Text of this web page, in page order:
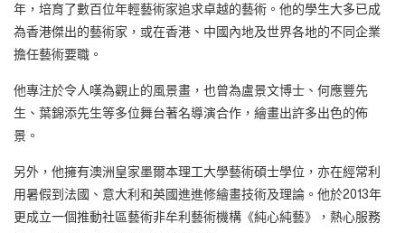
年，培育了數百位年輕藝術家追求卓越的藝術。他的學生大多已成
為香港傑出的藝術家，或在香港、中國內地及世界各地的不同企業
擔任藝術要職。
他專注於令人嘆為觀止的風景畫，也曾為盧景文博士、何應豐先
生、葉錦添先生等多位舞台著名導演合作，繪畫出許多出色的佈
景。
另外，他擁有澳洲皇家墨爾本理工大學藝術碩士學位，亦在經常利
用暑假到法國、意大利和英國進進修繪畫技術及理論。他於2013年
更成立一個推動社區藝術非牟利藝術機構《純心純藝》，熱心服務